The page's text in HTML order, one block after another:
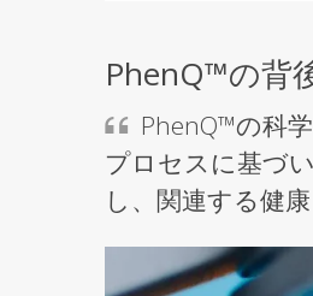
PhenQ™の背
PhenQ™の科
プロセスに基づ
し、関連する健